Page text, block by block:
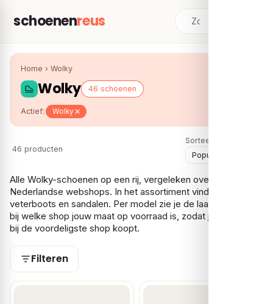
schoenenreus
Home › Wolky
Wolky 46 schoenen
Actief: Wolky
46 producten
Sorteer:
Alle Wolky-schoenen op een rij, vergeleken over meerdere
Nederlandse webshops. In het assortiment vind je vooral
veterboots en sandalen. Per model zie je de laagste prijs en
bij welke shop jouw maat op voorraad is, zodat je je Wolky
bij de voordeligste shop koopt.
Filteren